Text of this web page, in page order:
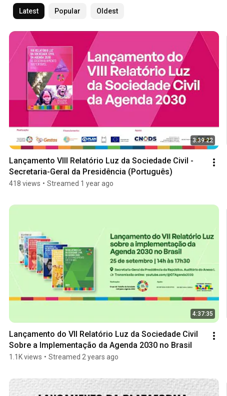
Latest Popular Oldest
3:39:22
Lançamento VIII Relatório Luz da Sociedade Civil -
Secretaria-Geral da Presidência (Português)
418 views • Streamed 1 year ago
4:37:35
Lançamento do VII Relatório Luz da Sociedade Civil
Sobre a Implementação da Agenda 2030 no Brasil
1.1K views • Streamed 2 years ago